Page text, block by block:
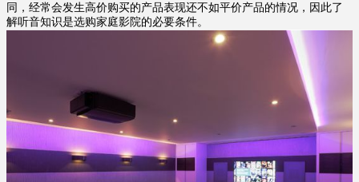
同，经常会发生高价购买的产品表现还不如平价产品的情况，因此了
解听音知识是选购家庭影院的必要条件。